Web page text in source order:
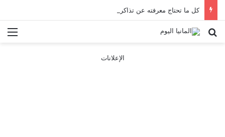
كل ما تحتاج معرفته عن تذاكر ووسائل النقل في باريس 2025
بحث عن
الإعلانات